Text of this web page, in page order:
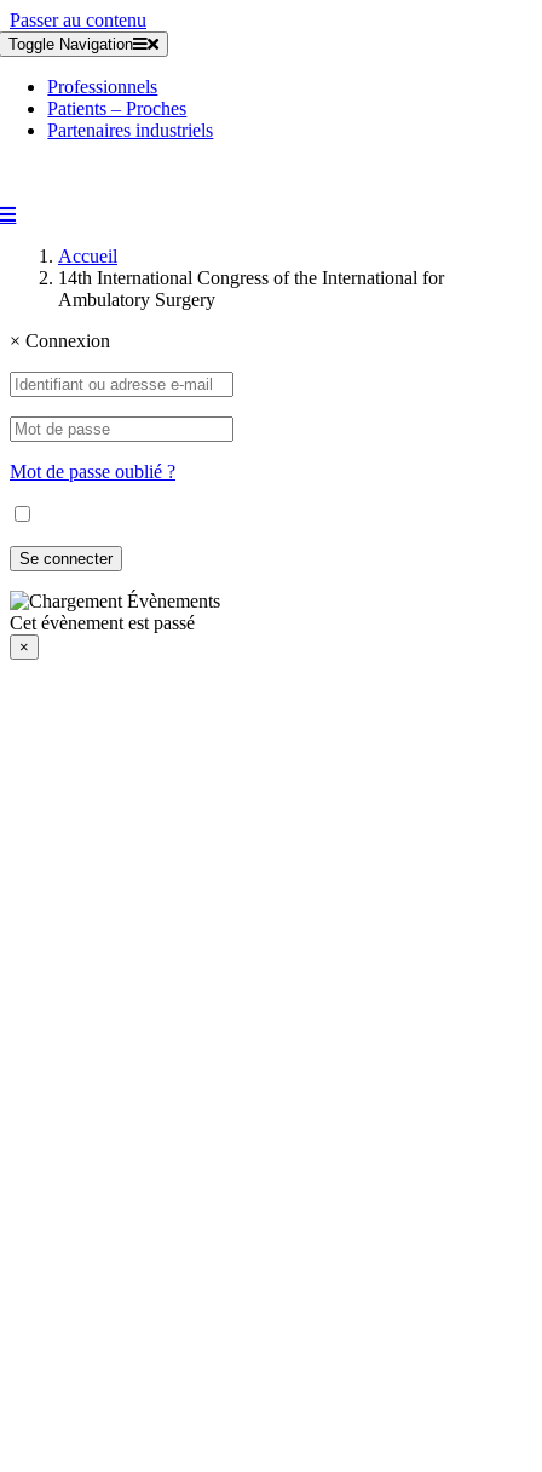
Passer au contenu
Toggle Navigation
Professionnels
Patients – Proches
Partenaires industriels
Accueil
14th International Congress of the International for
Ambulatory Surgery
× Connexion
Mot de passe oublié ?
Cet évènement est passé
×